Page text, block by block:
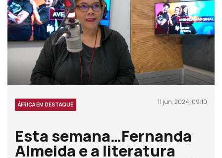
ÁFRICA EM DESTAQUE 11 jun, 2024, 09:10
Esta semana…Fernanda
Almeida e a literatura